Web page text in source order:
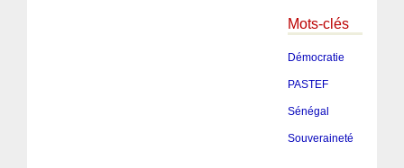
Mots-clés
Démocratie
PASTEF
Sénégal
Souveraineté